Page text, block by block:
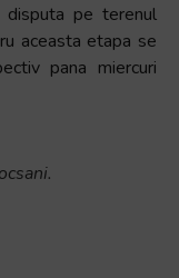
pe terenul
aceasta etapa se
pana miercuri